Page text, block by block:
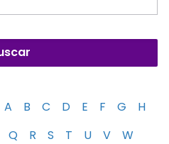
A B C D E F G
H
Q R S T U V
W